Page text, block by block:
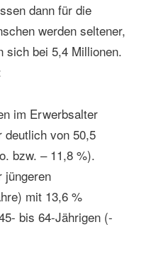
dann für die
werden seltener,
sich bei 5,4 Millionen.
im Erwerbsalter
von 50,5
bzw. – 11,8 %).
jüngeren
mit 13,6 %
bis 64-Jährigen (-